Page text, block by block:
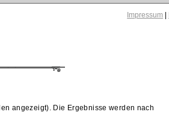
Impressum
angezeigt). Die Ergebnisse werden nach